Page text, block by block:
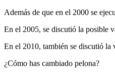
Además de que en el 2000 se
En el 2005, se discutió la posible
En el 2010, también se discutió la
¿Cómo has cambiado pelona?